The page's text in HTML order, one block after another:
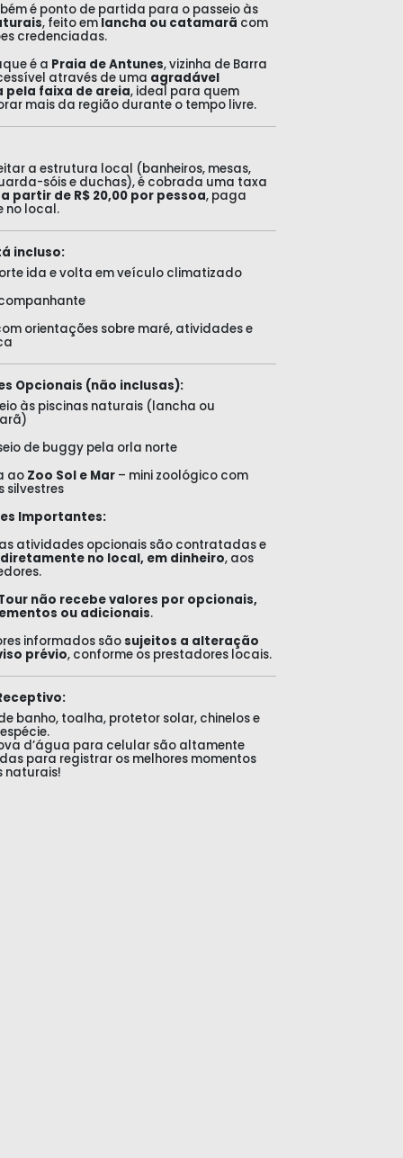
é ponto de partida para o passeio às
, feito emlancha ou catamarã com
credenciadas.
é a Praia de Antunes, vizinha de Barra
através de uma agradável
pela faixa de areia, ideal para quem
mais da região durante o tempo livre.
a estrutura local (banheiros, mesas,
sóis e duchas), é cobrada uma taxa
a partir de R$ 20,00 por pessoa, paga
no local.
incluso:
ida e volta em veículo climatizado
orientações sobre maré, atividades e
Opcionais (não inclusas):
às piscinas naturais (lancha ou
de buggy pela orla norte
ao Zoo Sol e Mar– mini zoológico com
silvestres
Importantes:
atividades opcionais são contratadas e
diretamente no local, em dinheiro, aos
não recebe valores por opcionais,
ou adicionais.
informados sãosujeitos a alteração
prévio, conforme os prestadores locais.
banho, toalha, protetor solar, chinelos e
d’água para celular são altamente
para registrar os melhores momentos
naturais!